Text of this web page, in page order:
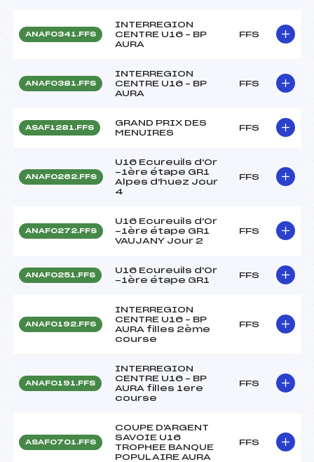
ANAF0341.FFS
INTERREGION
CENTRE U16 – BP
AURA
FFS
ANAF0381.FFS
INTERREGION
CENTRE U16 – BP
AURA
FFS
ASAF1281.FFS
GRAND PRIX DES
MENUIRES
FFS
ANAF0262.FFS
U16 Ecureuils d'Or
-1ère étape GR1
Alpes d'huez Jour
4
FFS
ANAF0272.FFS
U16 Ecureuils d'Or
-1ère étape GR1
VAUJANY Jour 2
FFS
ANAF0251.FFS
U16 Ecureuils d'Or
-1ère étape GR1
FFS
ANAF0192.FFS
INTERREGION
CENTRE U16 – BP
AURA filles 2ème
course
FFS
ANAF0191.FFS
INTERREGION
CENTRE U16 – BP
AURA filles 1ere
course
FFS
ASAF0701.FFS
COUPE D'ARGENT
SAVOIE U16
TROPHEE BANQUE
POPULAIRE AURA
FFS